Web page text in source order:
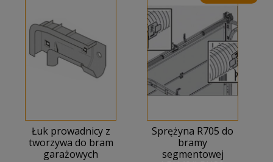
Łuk prowadnicy z
tworzywa do bram
garażowych
Sprężyna R705 do
bramy
segmentowej